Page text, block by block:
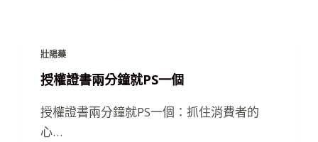
壯陽藥
授權證書兩分鐘就PS一個
授權證書兩分鐘就PS一個：抓住消費者的
心…